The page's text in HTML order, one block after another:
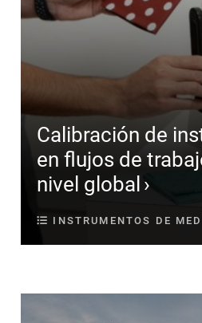
Calibración de
en flujos de
nivel global
INSTRUMENTOS DE